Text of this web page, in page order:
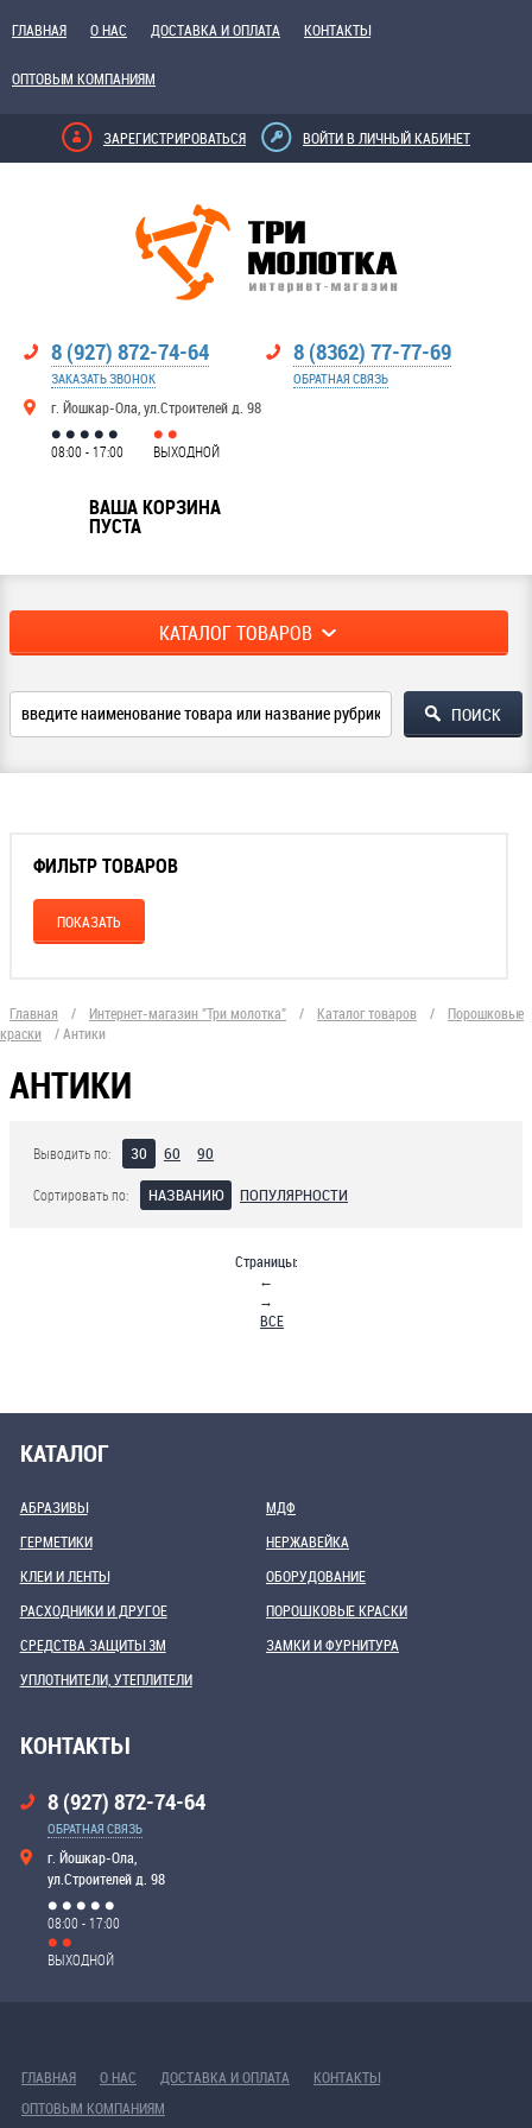
ГЛАВНАЯ О НАС ДОСТАВКА И ОПЛАТА КОНТАКТЫ
ОПТОВЫМ КОМПАНИЯМ
ЗАРЕГИСТРИРОВАТЬСЯ ВОЙТИ В ЛИЧНЫЙ КАБИНЕТ
8 (927) 872-74-64
ЗАКАЗАТЬ ЗВОНОК
г. Йошкар-Ола, ул.Строителей д. 98
8 (8362) 77-77-69
ОБРАТНАЯ СВЯЗЬ
08:00 - 17:00 ВЫХОДНОЙ
ВАША КОРЗИНА
ПУСТА
КАТАЛОГ ТОВАРОВ
ФИЛЬТР ТОВАРОВ
Главная / Интернет-магазин "Три молотка" / Каталог товаров /
Порошковые
краски
/Антики
АНТИКИ
Выводить по: 30 60 90
Сортировать по: НАЗВАНИЮ ПОПУЛЯРНОСТИ
Страницы:
←
→
ВСЕ
КАТАЛОГ
АБРАЗИВЫ
ГЕРМЕТИКИ
КЛЕИ И ЛЕНТЫ
МДФ
НЕРЖАВЕЙКА
ОБОРУДОВАНИЕ
РАСХОДНИКИ И ДРУГОЕ
СРЕДСТВА ЗАЩИТЫ 3М
УПЛОТНИТЕЛИ, УТЕПЛИТЕЛИ
ПОРОШКОВЫЕ КРАСКИ
ЗАМКИ И ФУРНИТУРА
КОНТАКТЫ
8 (927) 872-74-64
ОБРАТНАЯ СВЯЗЬ
г. Йошкар-Ола,
ул.Строителей д. 98
08:00 - 17:00
ВЫХОДНОЙ
ГЛАВНАЯ О НАС ДОСТАВКА И ОПЛАТА
КОНТАКТЫ
ОПТОВЫМ КОМПАНИЯМ